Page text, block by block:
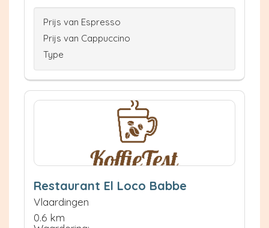
Prijs van Espresso
Prijs van Cappuccino
Type
Restaurant El Loco Babbe
Vlaardingen
0.6 km